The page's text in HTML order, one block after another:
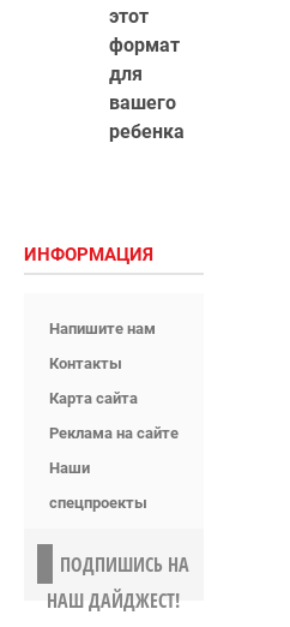
этот
формат
для
вашего
ребенка
ИНФОРМАЦИЯ
Напишите нам
Контакты
Карта сайта
Реклама на сайте
Наши
спецпроекты
ПОДПИШИСЬ НА
НАШ ДАЙДЖЕСТ!